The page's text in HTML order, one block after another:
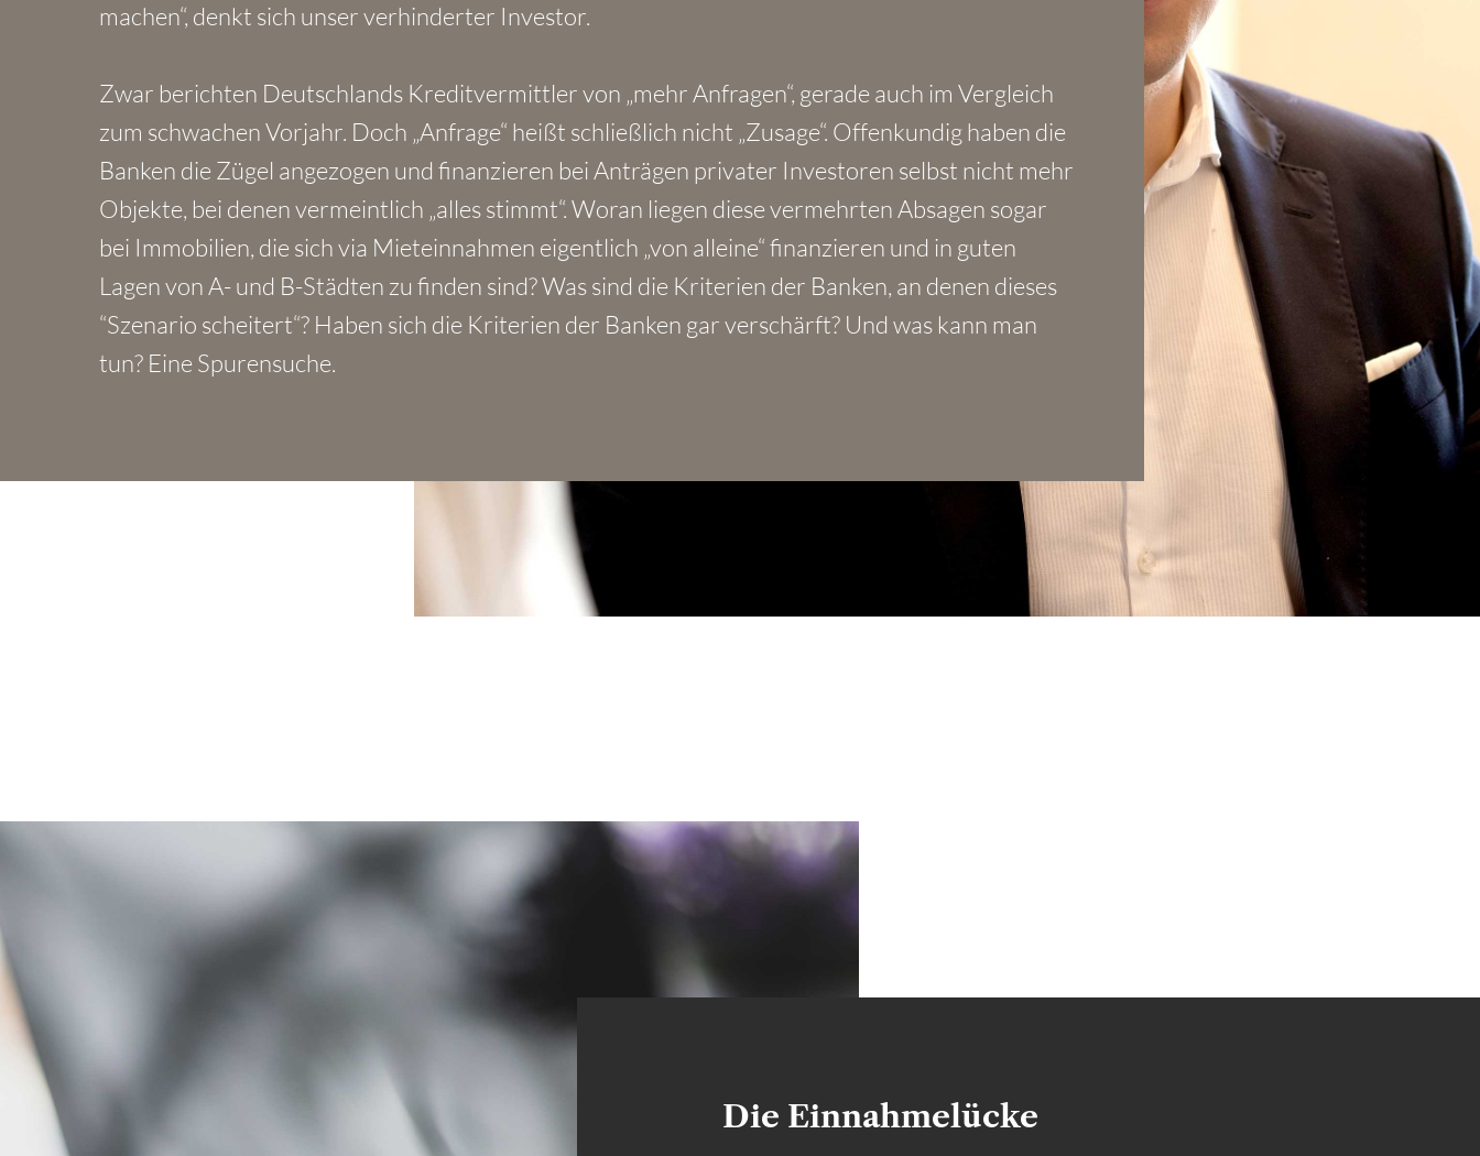
machen“, denkt sich unser verhinderter Investor.
Zwar berichten Deutschlands Kreditvermittler von „mehr Anfragen“, gerade auch im Vergleich
zum schwachen Vorjahr. Doch „Anfrage“ heißt schließlich nicht „Zusage“. Offenkundig haben die
Banken die Zügel angezogen und finanzieren bei Anträgen privater Investoren selbst nicht mehr
Objekte, bei denen vermeintlich „alles stimmt“. Woran liegen diese vermehrten Absagen sogar
bei Immobilien, die sich via Mieteinnahmen eigentlich „von alleine“ finanzieren und in guten
Lagen von A- und B-Städten zu finden sind? Was sind die Kriterien der Banken, an denen dieses
“Szenario scheitert“? Haben sich die Kriterien der Banken gar verschärft? Und was kann man
tun? Eine Spurensuche.
Die Einnahmelücke